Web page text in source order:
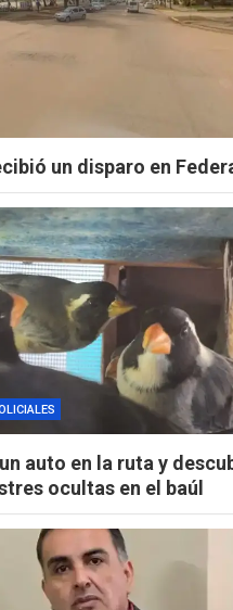
un disparo en
auto en la ruta y
ocultas en el baúl